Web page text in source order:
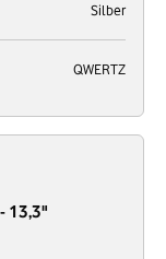
Silber
QWERTZ
13,3"